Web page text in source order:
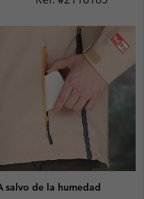
or
salvo de la humedad